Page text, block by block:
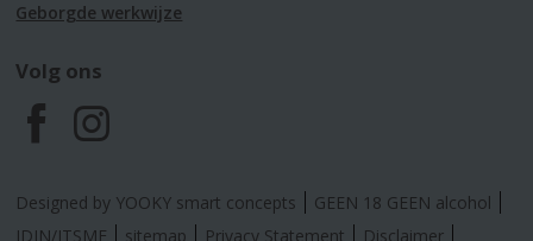
Geborgde werkwijze
Volg ons
F
a
I
n
Designed by YOOKY smart concepts
GEEN 18 GEEN alcohol
IDIN/ITSME
sitemap Privacy Statement Disclaimer